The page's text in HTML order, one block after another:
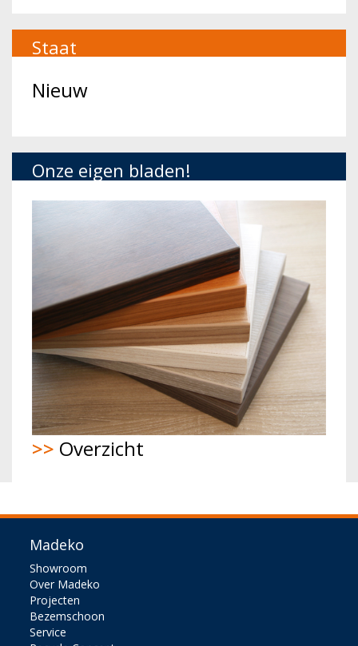
Staat
Nieuw
Onze eigen bladen!
>> Overzicht
Madeko
Showroom
Over Madeko
Projecten
Bezemschoon
Service